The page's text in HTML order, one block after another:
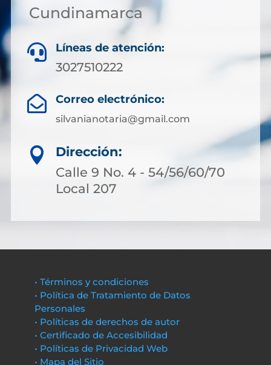
Cundinamarca
 Líneas de atención:
3027510222
 Correo electrónico:
silvanianotaria@gmail.com

Dirección:
Calle 9 No. 4 - 54/56/60/70
Local 207
• Términos y condiciones
• Política de Tratamiento de Datos
Personales
• Políticas de derechos de autor
• Certificado de Accesibilidad
• Políticas de Privacidad Web
• Mapa del Sitio